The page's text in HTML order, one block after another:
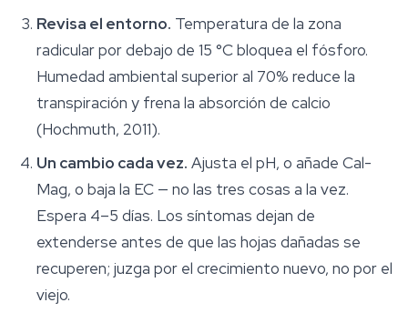
Revisa el entorno. Temperatura de la zona
radicular por debajo de 15 °C bloquea el fósforo.
Humedad ambiental superior al 70% reduce la
transpiración y frena la absorción de calcio
(Hochmuth, 2011).
Un cambio cada vez. Ajusta el pH, o añade Cal-
Mag, o baja la EC — no las tres cosas a la vez.
Espera 4–5 días. Los síntomas dejan de
extenderse antes de que las hojas dañadas se
recuperen; juzga por el crecimiento nuevo, no por el
viejo.